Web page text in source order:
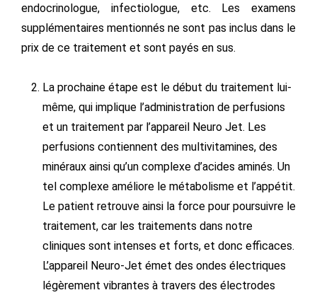
endocrinologue, infectiologue, etc. Les examens
supplémentaires mentionnés ne sont pas inclus dans le
prix de ce traitement et sont payés en sus.
La prochaine étape est le début du traitement lui-
même, qui implique l’administration de perfusions
et un traitement par l’appareil Neuro Jet. Les
perfusions contiennent des multivitamines, des
minéraux ainsi qu’un complexe d’acides aminés. Un
tel complexe améliore le métabolisme et l’appétit.
Le patient retrouve ainsi la force pour poursuivre le
traitement, car les traitements dans notre
cliniques sont intenses et forts, et donc efficaces.
L’appareil Neuro-Jet émet des ondes électriques
légèrement vibrantes à travers des électrodes